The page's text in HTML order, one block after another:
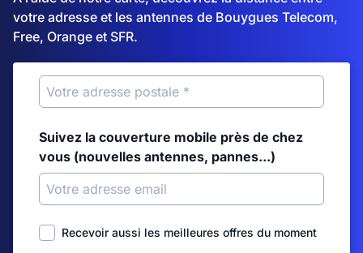
votre adresse et les antennes de Bouygues Telecom,
Free, Orange et SFR.
Suivez la couverture mobile près de chez
vous (nouvelles antennes, pannes...)
Recevoir aussi les meilleures offres du moment